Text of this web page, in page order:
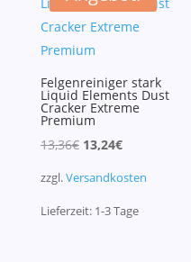
Felgenreiniger stark
Liquid Elements Dust
Cracker Extreme
Premium
13,36€ Ursprünglicher
13,36€
13,24€Aktueller
13,24€.
zzgl.Versandkosten
Lieferzeit: 1-3Tage